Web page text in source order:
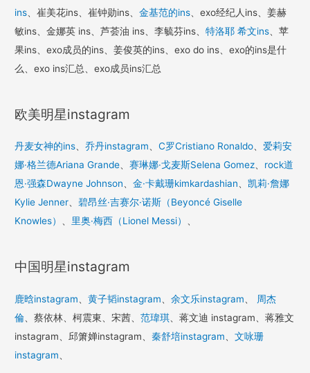
ins 、崔美花ins、崔钟勋ins、金基范的ins 、exo经纪人ins、姜赫
敏ins、金娜英 ins、芦荟油 ins、李毓芬ins、特洛耶 希文ins 、苹
果ins、exo成员的ins、姜俊英的ins、exo do ins、exo的ins是什
么、exo ins汇总、exo成员ins汇总
欧美明星instagram
丹麦女神的ins 、乔丹instagram 、C罗Cristiano Ronaldo 、爱莉安
娜·格兰德Ariana Grande 、赛琳娜·戈麦斯Selena Gomez
rock道
恩·强森Dwayne Johnson 、金·卡戴珊kimkardashian 、凯莉·詹娜
Kylie Jenner 、碧昂丝·吉赛尔·诺斯（Beyoncé Giselle
Knowles）
里奥·梅西（Lionel Messi）
中国明星instagram
鹿晗instagram 、黄子韬instagram 、余文乐instagram
周杰
倫 、蔡依林、柯震東、宋茜、范瑋琪 、蒋文迪 instagram、蒋雅文
instagram、邱箫婵instagram、秦舒培instagram 、文咏珊
instagram